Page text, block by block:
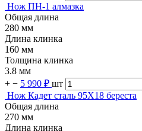
Нож ПН-1 алмазка
Общая длина
280 мм
Длина клинка
160 мм
Толщина клинка
3.8 мм
+ − 5 990 ₽ шт
Нож Кадет сталь 95Х18 береста
Общая длина
270 мм
Длина клинка